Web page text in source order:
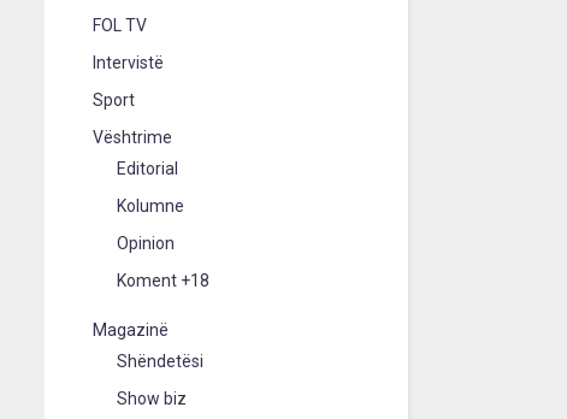
FOL TV
Intervistë
Sport
Vështrime
Editorial
Kolumne
Opinion
Koment +18
Magazinë
Shëndetësi
Show biz